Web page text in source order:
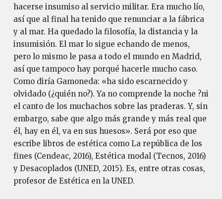
hacerse insumiso al servicio militar. Era mucho lío,
así que al final ha tenido que renunciar a la fábrica
y al mar. Ha quedado la filosofía, la distancia y la
insumisión. El mar lo sigue echando de menos,
pero lo mismo le pasa a todo el mundo en Madrid,
así que tampoco hay porqué hacerle mucho caso.
Como diría Gamoneda: «ha sido escarnecido y
olvidado (¿quién no?). Ya no comprende la noche ?ni
el canto de los muchachos sobre las praderas. Y, sin
embargo, sabe que algo más grande y más real que
él, hay en él, va en sus huesos». Será por eso que
escribe libros de estética como La república de los
fines (Cendeac, 2016), Estética modal (Tecnos, 2016)
y Desacoplados (UNED, 2015). Es, entre otras cosas,
profesor de Estética en la UNED.